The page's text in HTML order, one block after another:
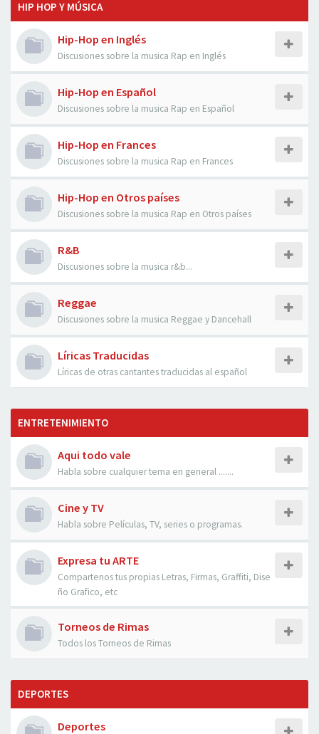
HIP HOP Y MÚSICA
Hip-Hop en Inglés
Discusiones sobre la musica Rap en Inglés
Hip-Hop en Español
Discusiones sobre la musica Rap en Español
Hip-Hop en Frances
Discusiones sobre la musica Rap en Frances
Hip-Hop en Otros países
Discusiones sobre la musica Rap en Otros países
R&B
Discusiones sobre la musica r&b...
Reggae
Discusiones sobre la musica Reggae y Dancehall
Líricas Traducidas
Líricas de otras cantantes traducidas al español
ENTRETENIMIENTO
Aqui todo vale
Habla sobre cualquier tema en general .......
Cine y TV
Habla sobre Películas, TV, series o programas.
Expresa tu ARTE
Compartenos tus propias Letras, Firmas, Graffiti, Dise
ño Grafico, etc
Torneos de Rimas
Todos los Torneos de Rimas
DEPORTES
Deportes